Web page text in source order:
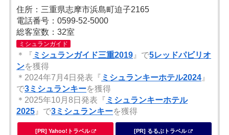
住所：三重県志摩市浜島町迫子2165
電話番号：0599-52-5000
総客室数：32室
ミシュランガイド
＊『 ミシュランガイド三重2019』で5レッドパビリオ
ンを獲得
＊2024年7月4日発表『 ミシュランキーホテル2024』
で3ミシュランキーを獲得
＊2025年10月8日発表『 ミシュランキーホテル
2025』で3ミシュランキーを獲得
[PR] Yahoo!トラベル [PR] るるぶトラベル